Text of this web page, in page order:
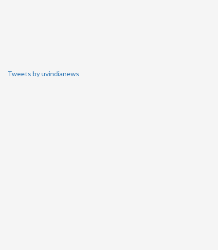
Tweets by uvindianews